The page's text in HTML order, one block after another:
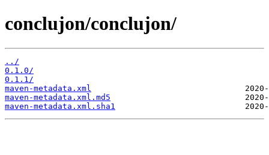
conclujon/conclujon/
../
0.1.0/
0.1.1/
maven-metadata.xml
maven-metadata.xml.md5
maven-metadata.xml.sha1